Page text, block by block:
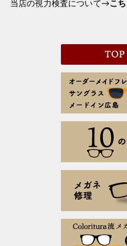
当店の視力検査について→こち